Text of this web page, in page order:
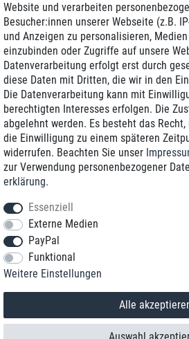
Zustellung am
Günstiger
Generalüberholt
+49 8989
*Sie erreichen uns zum Ortstarif von Montag bis
© 2018 TOP TEN
Website und verarbeiten
Besucher:innen unserer Webseite (z.B.
und Anzeigen zu personalisieren,
einzubinden oder Zugriffe auf unsere
Datenverarbeitung erfolgt erst durch
diese Daten mit Dritten, die wir in den
Die Datenverarbeitung kann mit
berechtigten Interesses erfolgen. Die
abgelehnt werden. Es besteht das
die Einwilligung zu einem späteren
widerrufen. Beachten Sie unser
zur Verwendung personenbezogener
erklärung.
Essenziell
Externe Medien
PayPal
Funktional
Weitere Einstellungen
Alle